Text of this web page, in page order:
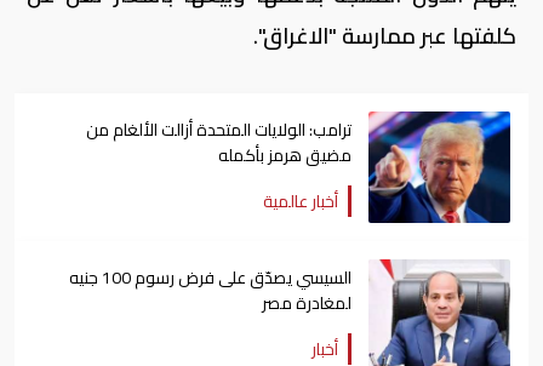
كلفتها عبر ممارسة "الاغراق".
ترامب: الولايات المتحدة أزالت الألغام من
مضيق هرمز بأكمله
أخبار عالمية
السيسي يصدّق على فرض رسوم 100 جنيه
لمغادرة مصر
أخبار